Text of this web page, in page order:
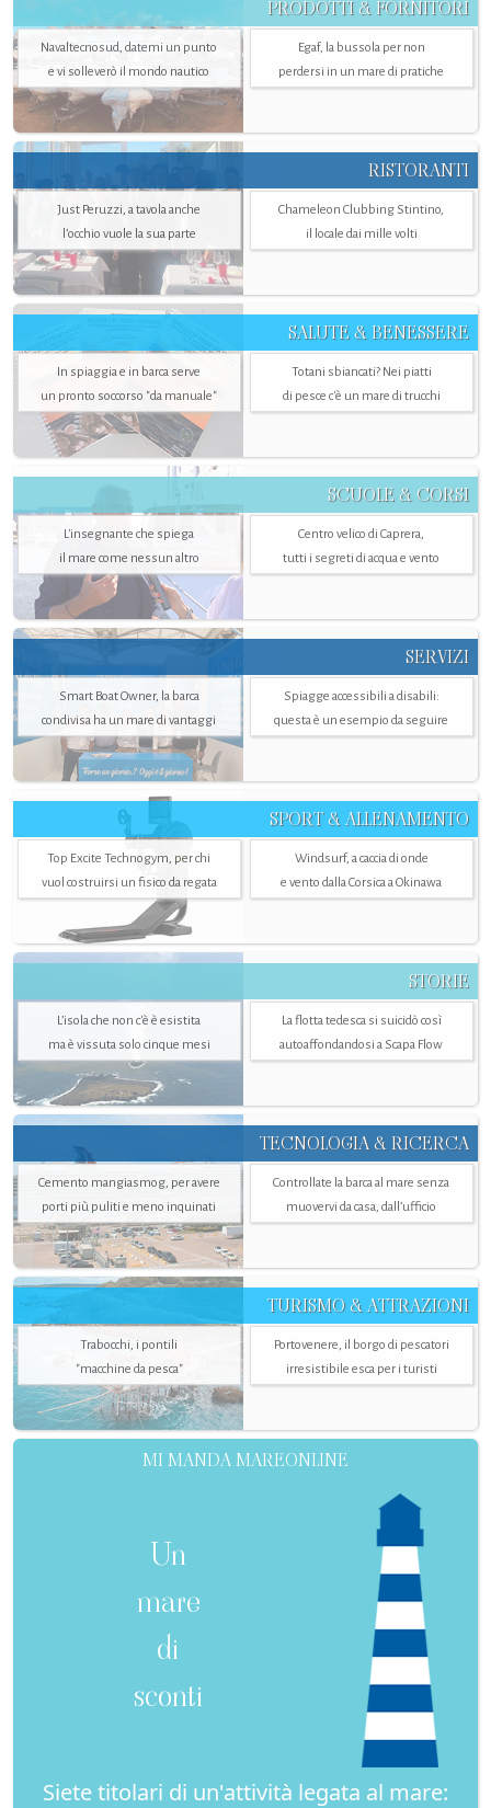
PRODOTTI & FORNITORI
Navaltecnosud, datemi un punto
e vi solleverò il mondo nautico
Egaf, la bussola per non
perdersi in un mare di pratiche
RISTORANTI
Just Peruzzi, a tavola anche
l’occhio vuole la sua parte
Chameleon Clubbing Stintino,
il locale dai mille volti
SALUTE & BENESSERE
In spiaggia e in barca serve
un pronto soccorso "da manuale"
Totani sbiancati? Nei piatti
di pesce c'è un mare di trucchi
SCUOLE & CORSI
L'insegnante che spiega
il mare come nessun altro
Centro velico di Caprera,
tutti i segreti di acqua e vento
SERVIZI
Smart Boat Owner, la barca
condivisa ha un mare di vantaggi
Spiagge accessibili a disabili:
questa è un esempio da seguire
SPORT & ALLENAMENTO
Top Excite Technogym, per chi
vuol costruirsi un fisico da regata
Windsurf, a caccia di onde
e vento dalla Corsica a Okinawa
STORIE
L’isola che non c'è è esistita
ma è vissuta solo cinque mesi
La flotta tedesca si suicidò così
autoaffondandosi a Scapa Flow
TECNOLOGIA & RICERCA
Cemento mangiasmog, per avere
porti più puliti e meno inquinati
Controllate la barca al mare senza
muovervi da casa, dall’ufficio
TURISMO & ATTRAZIONI
Trabocchi, i pontili
"macchine da pesca"
Portovenere, il borgo di pescatori
irresistibile esca per i turisti
MI MANDA MAREONLINE
Un
mare
di
sconti
Siete titolari di un'attività legata al mare: